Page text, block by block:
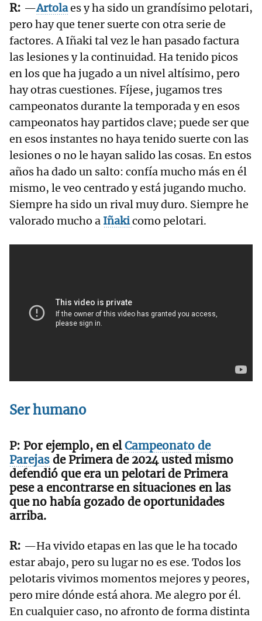
—Artolaes y ha sido un grandísimo pelotari,
pero hay que tener suerte con otra serie de
factores. A Iñaki tal vez le han pasado factura
las lesiones y la continuidad. Ha tenido picos
en los que ha jugado a un nivel altísimo, pero
hay otras cuestiones. Fíjese, jugamos tres
campeonatos durante la temporada y en esos
campeonatos hay partidos clave; puede ser que
en esos instantes no haya tenido suerte con las
lesiones o no le hayan salido las cosas. En estos
años ha dado un salto: confía mucho más en él
mismo, le veo centrado y está jugando mucho.
Siempre ha sido un rival muy duro. Siempre he
valorado mucho a Iñakicomo pelotari.
Ser humano
Por ejemplo, en elCampeonato de
Parejas de Primera de 2024 usted mismo
defendió que era un pelotari de Primera
pese a encontrarse en situaciones en las
que no había gozado de oportunidades
arriba.
—Ha vivido etapas en las que le ha tocado
estar abajo, pero su lugar no es ese. Todos los
pelotaris vivimos momentos mejores y peores,
pero mire dónde está ahora. Me alegro por él.
En cualquier caso, no afronto de forma distinta